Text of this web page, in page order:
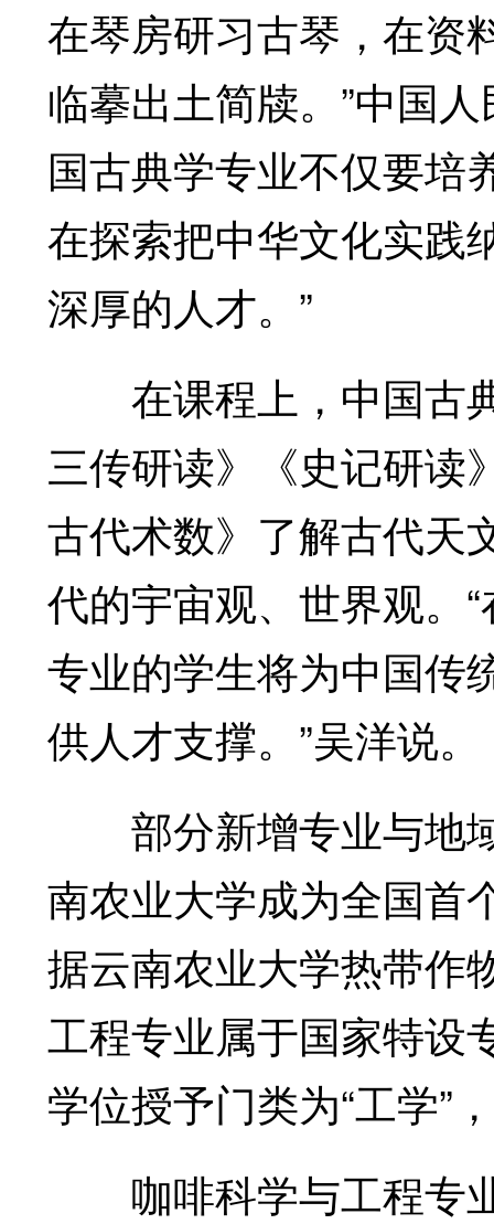
在琴房研习古琴，在资
临摹出土简牍。”中国
国古典学专业不仅要培
在探索把中华文化实践
深厚的人才。”
在课程上，中国古
三传研读》《史记研读
古代术数》了解古代天
代的宇宙观、世界观。
专业的学生将为中国传
供人才支撑。”吴洋说。
部分新增专业与地
南农业大学成为全国首
据云南农业大学热带作
工程专业属于国家特设
学位授予门类为“工学”
咖啡科学与工程专